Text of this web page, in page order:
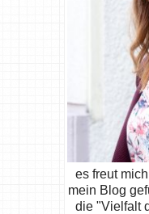
es freut
mein Blog
die "Vielfalt